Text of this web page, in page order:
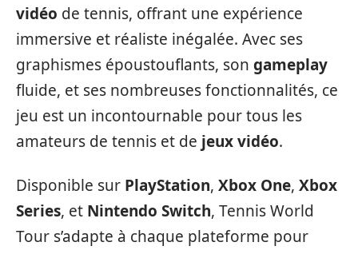
vidéo de tennis, offrant une expérience
immersive et réaliste inégalée. Avec ses
graphismes époustouflants, son gameplay
fluide, et ses nombreuses fonctionnalités, ce
jeu est un incontournable pour tous les
amateurs de tennis et de jeux vidéo.
Disponible sur PlayStation, Xbox One, Xbox
Series, et Nintendo Switch, Tennis World
Tour s’adapte à chaque plateforme pour